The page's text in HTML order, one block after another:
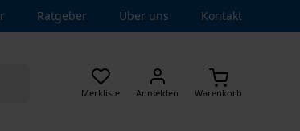
Ratgeber Über uns Kontakt
Merkliste Anmelden Warenkorb